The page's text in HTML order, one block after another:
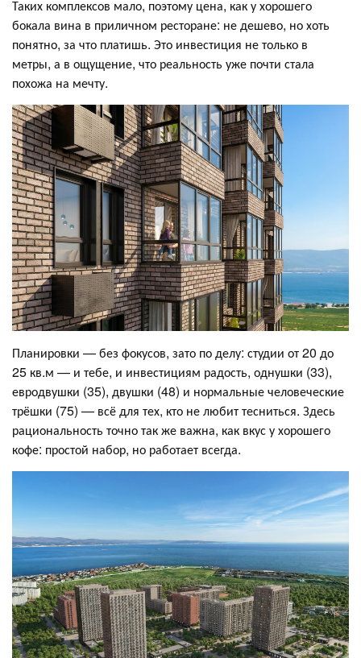
Таких комплексов мало, поэтому цена, как у хорошего
бокала вина в приличном ресторане: не дешево, но хоть
понятно, за что платишь. Это инвестиция не только в
метры, а в ощущение, что реальность уже почти стала
похожа на мечту.
Планировки — без фокусов, зато по делу: студии от 20 до
25 кв.м — и тебе, и инвестициям радость, однушки (33),
евродвушки (35), двушки (48) и нормальные человеческие
трёшки (75) — всё для тех, кто не любит тесниться. Здесь
рациональность точно так же важна, как вкус у хорошего
кофе: простой набор, но работает всегда.